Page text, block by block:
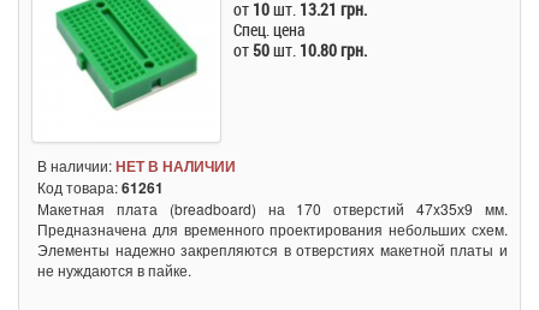
от 10шт. 13.21 грн.
Спец. цена
от 50шт. 10.80 грн.
В наличии:НЕТ В НАЛИЧИИ
Код товара:61261
Макетная плата (breadboard) на 170 отверстий 47x35х9 мм.
Предназначена для временного проектирования небольших схем.
Элементы надежно закрепляются в отверстиях макетной платы и
не нуждаются в пайке.